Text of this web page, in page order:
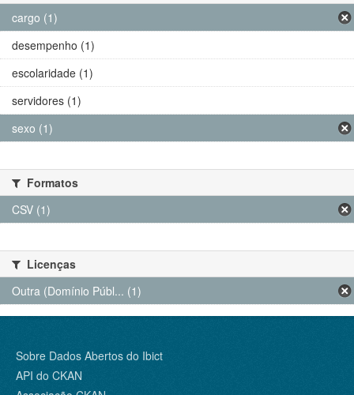
cargo (1)
desempenho (1)
escolaridade (1)
servidores (1)
sexo (1)
Formatos
CSV (1)
Licenças
Outra (Domínio Públ... (1)
Sobre Dados Abertos do Ibict
API do CKAN